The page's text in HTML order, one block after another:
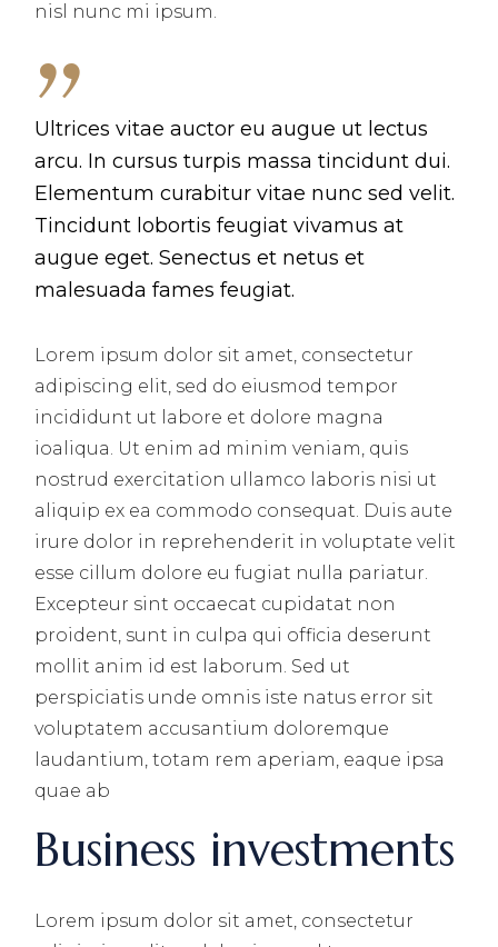
nisl nunc mi ipsum.
Ultrices vitae auctor eu augue ut lectus
arcu. In cursus turpis massa tincidunt dui.
Elementum curabitur vitae nunc sed velit.
Tincidunt lobortis feugiat vivamus at
augue eget. Senectus et netus et
malesuada fames feugiat.
Lorem ipsum dolor sit amet, consectetur
adipiscing elit, sed do eiusmod tempor
incididunt ut labore et dolore magna
ioaliqua. Ut enim ad minim veniam, quis
nostrud exercitation ullamco laboris nisi ut
aliquip ex ea commodo consequat. Duis aute
irure dolor in reprehenderit in voluptate velit
esse cillum dolore eu fugiat nulla pariatur.
Excepteur sint occaecat cupidatat non
proident, sunt in culpa qui officia deserunt
mollit anim id est laborum. Sed ut
perspiciatis unde omnis iste natus error sit
voluptatem accusantium doloremque
laudantium, totam rem aperiam, eaque ipsa
quae ab
Business investments
Lorem ipsum dolor sit amet, consectetur